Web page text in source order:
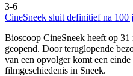
3-6
CineSneek sluit definitief na 100
Bioscoop CineSneek heeft op 31
geopend. Door teruglopende
van een opvolger komt een
filmgeschiedenis in Sneek.